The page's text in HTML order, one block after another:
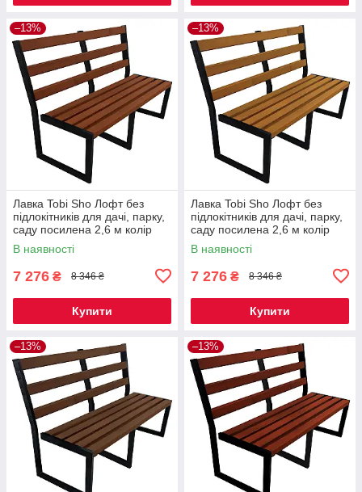
–13%
Лавка Tobi Sho Лофт без
підлокітників для дачі, парку,
саду посилена 2,6 м колір
макасар
В наявності
7 276 ₴ 8 346 ₴
Купити
–13%
Лавка Tobi Sho Лофт без
підлокітників для дачі, парку,
саду посилена 2,6 м колір
дуб
В наявності
7 276 ₴ 8 346 ₴
Купити
–13% –13%